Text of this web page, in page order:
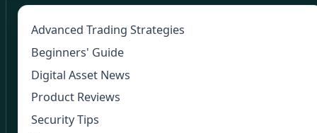
Advanced Trading Strategies
Beginners' Guide
Digital Asset News
Product Reviews
Security Tips